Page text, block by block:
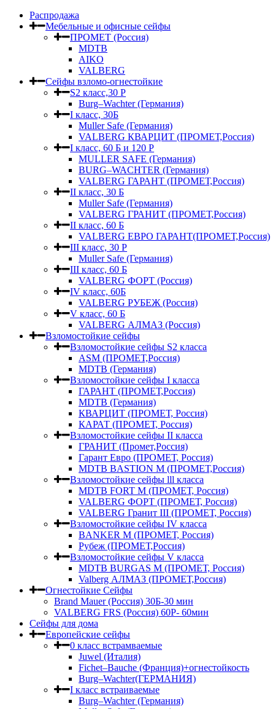
Распродажа
Мебельные и офисные сейфы
ПРОМЕТ (Россия)
MDTB
AIKO
VALBERG
Сейфы взломо-огнестойкие
S2 класс,30 Р
Burg–Wachter (Германия)
I класс, 30Б
Muller Safe (Германия)
VALBERG КВАРЦИТ (ПРОМЕТ,Россия)
I класс, 60 Б и 120 Р
MULLER SAFE (Германия)
BURG–WACHTER (Германия)
VALBERG ГАРАНТ (ПРОМЕТ,Россия)
II класс, 30 Б
Muller Safe (Германия)
VALBERG ГРАНИТ (ПРОМЕТ,Россия)
II класс, 60 Б
VALBERG ЕВРО ГАРАНТ(ПРОМЕТ,Россия)
III класс, 30 Р
Muller Safe (Германия)
III класс, 60 Б
VALBERG ФОРТ (Россия)
IV класс, 60Б
VALBERG РУБЕЖ (Россия)
V класс, 60 Б
VALBERG АЛМАЗ (Россия)
Взломостойкие сейфы
Взломостойкие сейфы S2 класса
ASM (ПРОМЕТ,Россия)
MDTB (Германия)
Взломостойкие сейфы I класса
ГАРАНТ (ПРОМЕТ,Россия)
MDTB (Германия)
КВАРЦИТ (ПРОМЕТ, Россия)
КАРАТ (ПРОМЕТ, Россия)
Взломостойкие сейфы II класса
ГРАНИТ (Промет,Россия)
Гарант Евро (ПРОМЕТ, Россия)
MDTB BASTION M (ПРОМЕТ,Россия)
Взломостойкие сейфы lll класса
MDTB FORT M (ПРОМЕТ, Россия)
VALBERG ФОРТ (ПРОМЕТ, Россия)
VALBERG Гранит III (ПРОМЕТ, Россия)
Взломостойкие сейфы IV класса
BANKER M (ПРОМЕТ, Россия)
Рубеж (ПРОМЕТ,Россия)
Взломостойкие сейфы V класса
MDTB BURGAS M (ПРОМЕТ, Россия)
Valberg АЛМАЗ (ПРОМЕТ,Россия)
Огнестойкие Сейфы
Brand Mauer (Россия) 30Б-30 мин
VALBERG FRS (Россия) 60Р- 60мин
Сейфы для дома
Европейские сейфы
0 класс встрамваемые
Juwel (Италия)
Fichet–Bauche (Франция)+огнестойкость
Burg–Wachter(ГЕРМАНИЯ)
I класс встраиваемые
Burg–Wachter (Германия)